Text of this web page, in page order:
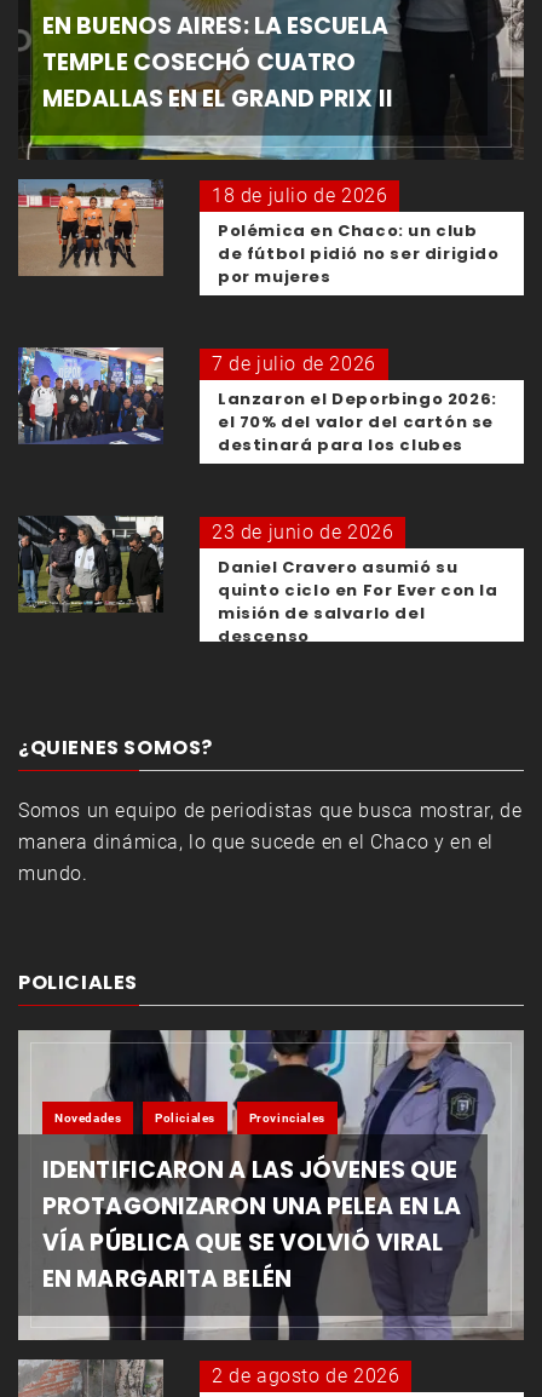
EN BUENOS AIRES: LA ESCUELA
TEMPLE COSECHÓ CUATRO
MEDALLAS EN EL GRAND PRIX II
18 de julio de 2026
Polémica en Chaco: un club
de fútbol pidió no ser dirigido
por mujeres
7 de julio de 2026
Lanzaron el Deporbingo 2026:
el 70% del valor del cartón se
destinará para los clubes
23 de junio de 2026
Daniel Cravero asumió su
quinto ciclo en For Ever con la
misión de salvarlo del
descenso
¿QUIENES SOMOS?
Somos un equipo de periodistas que busca mostrar, de
manera dinámica, lo que sucede en el Chaco y en el
mundo.
POLICIALES
Novedades Policiales Provinciales
IDENTIFICARON A LAS JÓVENES QUE
PROTAGONIZARON UNA PELEA EN LA
VÍA PÚBLICA QUE SE VOLVIÓ VIRAL
EN MARGARITA BELÉN
2 de agosto de 2026